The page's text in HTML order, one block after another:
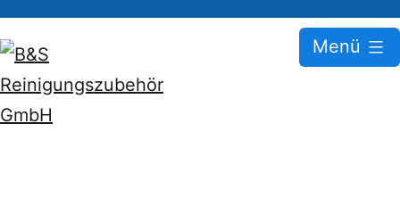
Inhalt
springen
Menü